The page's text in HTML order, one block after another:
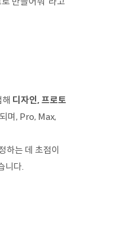
디자인, 프로토
며, Pro, Max,
하는 데 초점이
니다.